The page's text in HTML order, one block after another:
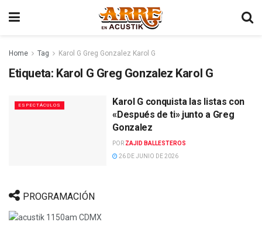
Home Tag Karol G Greg Gonzalez Karol G
Etiqueta: Karol G Greg Gonzalez Karol G
ESPECTÁCULOS
Karol G conquista las listas con
«Después de ti» junto a Greg
Gonzalez
POR ZAJID BALLESTEROS
26 DE JUNIO DE 2026
PROGRAMACIÓN